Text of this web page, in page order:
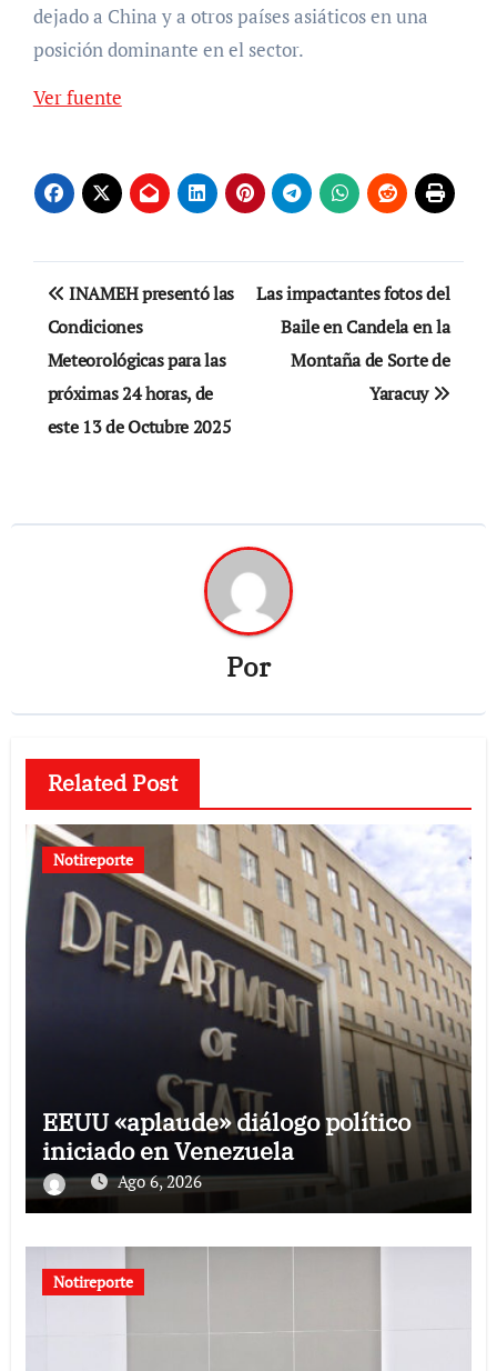
dejado a China y a otros países asiáticos en una
posición dominante en el sector.
Ver fuente
Navegación
de
entradas
INAMEH presentó las
Condiciones
Meteorológicas para las
próximas 24 horas, de
este 13 de Octubre 2025
Las impactantes fotos del
Baile en Candela en la
Montaña de Sorte de
Yaracuy
Por
Related Post
Notireporte
EEUU «aplaude» diálogo político
iniciado en Venezuela
Ago 6, 2026
Notireporte